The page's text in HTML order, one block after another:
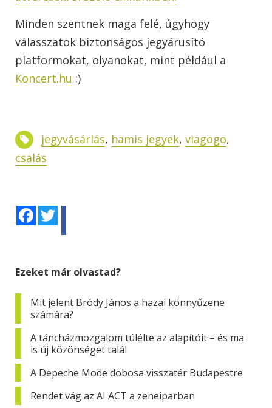
Minden szentnek maga felé, úgyhogy
válasszatok biztonságos jegyárusító
platformokat, olyanokat, mint például a
Koncert.hu :)
jegyvásárlás, hamis jegyek, viagogo,
csalás
Facebook
Ezeket már olvastad?
Mit jelent Bródy János a hazai könnyűzene
számára?
A táncházmozgalom túlélte az alapítóit – és ma
is új közönséget talál
A Depeche Mode dobosa visszatér Budapestre
Rendet vág az AI ACT a zeneiparban